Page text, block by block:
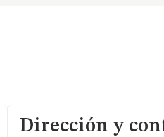
Dirección y